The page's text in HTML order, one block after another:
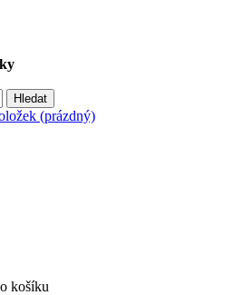
Hledat
(prázdný)
košíku